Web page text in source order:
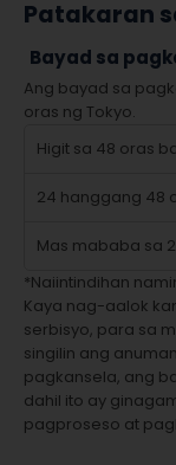
Patakaran
Bayad sa
Ang bayad sa
oras ng Tokyo.
Higit sa 48 oras
24 hanggang 48
Mas mababa sa
*Naiintindihan
Kaya nag-aalok
serbisyo, para sa
singilin ang
pagkansela, ang
dahil ito ay
pagproseso at